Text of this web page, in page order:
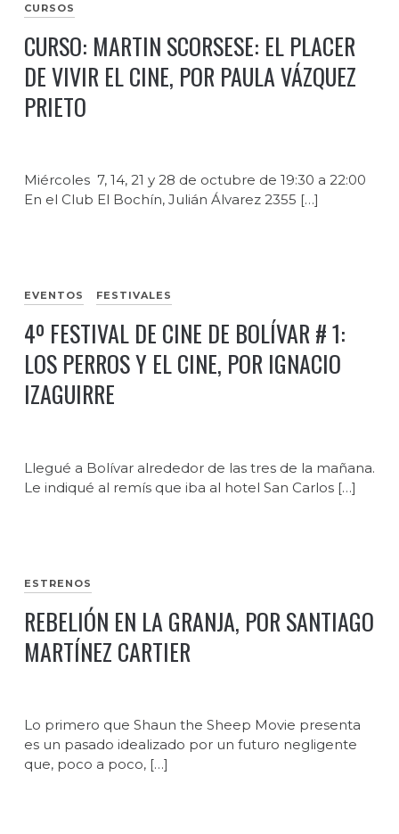
CURSOS
CURSO: MARTIN SCORSESE: EL PLACER
DE VIVIR EL CINE, POR PAULA VÁZQUEZ
PRIETO
Miércoles 7, 14, 21 y 28 de octubre de 19:30 a 22:00
En el Club El Bochín, Julián Álvarez 2355 […]
EVENTOS FESTIVALES
4º FESTIVAL DE CINE DE BOLÍVAR # 1:
LOS PERROS Y EL CINE, POR IGNACIO
IZAGUIRRE
Llegué a Bolívar alrededor de las tres de la mañana.
Le indiqué al remís que iba al hotel San Carlos […]
ESTRENOS
REBELIÓN EN LA GRANJA, POR SANTIAGO
MARTÍNEZ CARTIER
Lo primero que Shaun the Sheep Movie presenta
es un pasado idealizado por un futuro negligente
que, poco a poco, […]